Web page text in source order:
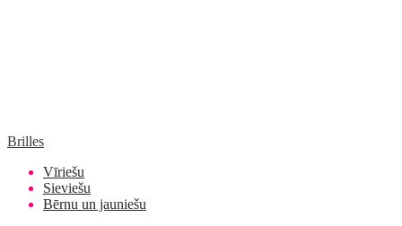
Brilles
Vīriešu
Sieviešu
Bērnu un jauniešu